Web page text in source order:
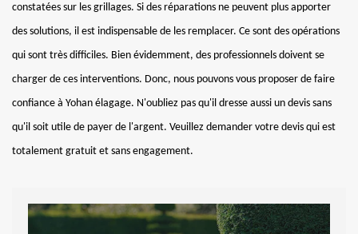
constatées sur les grillages. Si des réparations ne peuvent plus apporter
des solutions, il est indispensable de les remplacer. Ce sont des opérations
qui sont très difficiles. Bien évidemment, des professionnels doivent se
charger de ces interventions. Donc, nous pouvons vous proposer de faire
confiance à Yohan élagage. N'oubliez pas qu'il dresse aussi un devis sans
qu'il soit utile de payer de l'argent. Veuillez demander votre devis qui est
totalement gratuit et sans engagement.